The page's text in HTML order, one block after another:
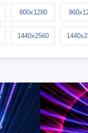
800x1280
1440x2560